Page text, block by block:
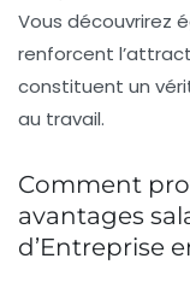
Vous découvrirez
renforcent
constituent un
au travail.
Comment
avantages
d’Entreprise